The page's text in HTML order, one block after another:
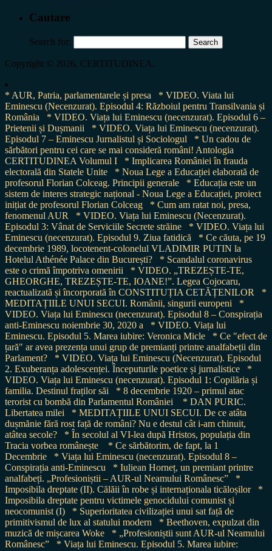
Cautare
Search for:
Copyright © 2026, CERTITUDINEA.
* AUR, Patria, parlamentarele și presa
* VIDEO. Viata lui
Eminescu (Necenzurat). Episodul 4: Războiul pentru Transilvania și
România
* VIDEO. Viața lui Eminescu (necenzurat). Episodul 6 –
Prietenii și Dușmanii
* VIDEO. Viața lui Eminescu (necenzurat).
Episodul 7 – Eminescu Jurnalistul și Sociologul
* Un cadou de
sărbători pentru cei care se mai consideră români! Antologia
CERTITUDINEA Volumul I
* Implicarea României în frauda
electorală din Statele Unite
* Noua Lege a Educației elaborată de
profesorul Florian Colceag. Principii generale
* Educația este un
sistem de interes strategic național - Noua Lege a Educației, proiect
inițiat de profesorul Florian Colceag
* Cum am ratat noi, presa,
fenomenul AUR
* VIDEO. Viața lui Eminescu (Necenzurat).
Episodul 3: Vânat de Serviciile Secrete străine
* VIDEO. Viața lui
Eminescu (necenzurat). Episodul 9. Ziua fatidică
* Ce căuta, pe 19
decembrie 1989, locotenent-colonelul VLADIMIR PUTIN la
Hotelul Athénée Palace din București?
* Scandalul coronavirus
este o crimă împotriva omenirii
* VIDEO. „TREZEȘTE-TE,
GHEORGHE, TREZEȘTE-TE, IOANE!”. Legea Cojocaru,
reactualizată și încorporată în CONSTITUȚIA CETĂȚENILOR
*
MEDITAȚIILE UNUI SECUI. Românii, singurii europeni
*
VIDEO. Viața lui Eminescu (necenzurat). Episodul 8 – Conspirația
anti-Eminescu noiembrie 30, 2020 a
* VIDEO. Viața lui
Eminescu. Episodul 5. Marea iubire: Veronica Micle
* Ce "efect de
țară" ar avea prezența unui grup de premianți printre analfabeții din
Parlament?
* VIDEO. Viața lui Eminescu (Necenzurat). Episodul
2. Exuberanța adolescenței. Începuturile poetice și jurnalistice
*
VIDEO. Viața lui Eminescu (necenzurat). Episodul 1: Copilăria și
familia. Destinul fraților săi
* 8 decembrie 1920 – primul atac
terorist cu bombă din Parlamentul României
* DAN PURIC.
Libertatea milei
* MEDITAȚIILE UNUI SECUI. De ce atâta
dușmănie fără rost față de români? Nu e destul cât i-am chinuit,
atâtea secole?
* În secolul al VI-lea după Hristos, populația din
Tracia vorbea românește
* Ce sărbătorim, de fapt, la 1
Decembrie
* Viața lui Eminescu (necenzurat). Episodul 8 –
Conspirația anti-Eminescu
* Iuliean Horneț, un premiant printre
analfabeți. „Profesioniștii – AUR-ul Neamului Românesc”
*
Imposibila dreptate (II). Călăii în robe și internaționala ticăloșilor
*
Imposibila dreptate pentru victimele genocidului comunist și
neocomunist (I)
* Superioritatea civilizației unui sat față de
primitivismul de lux al statului modern
* Beethoven, expulzat din
muzică de mișcarea Woke
* „Profesioniștii sunt AUR-ul Neamului
Românesc”
* Viața lui Eminescu. Episodul 5. Marea iubire: